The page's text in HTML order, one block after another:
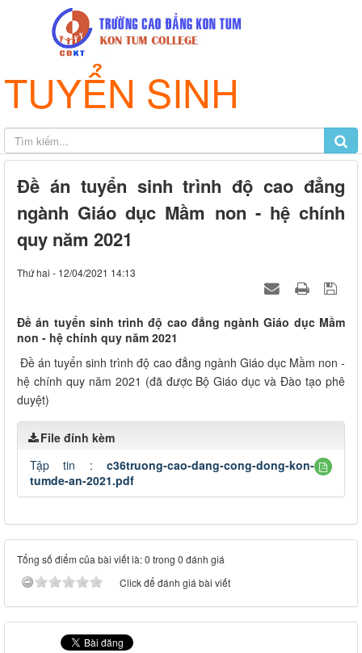
TUYỂN SINH
Đề án tuyển sinh trình độ cao đẳng
ngành Giáo dục Mầm non - hệ chính
quy năm 2021
Thứ hai - 12/04/2021 14:13
Đề án tuyển sinh trình độ cao đẳng ngành Giáo dục Mầm
non - hệ chính quy năm 2021
Đề án tuyển sinh trình độ cao đẳng ngành Giáo dục Mầm non -
hệ chính quy năm 2021 (đã được Bộ Giáo dục và Đào tạo phê
duyệt)
File đính kèm
Tập tin : c36truong-cao-dang-cong-dong-kon-
tumde-an-2021.pdf
Tổng số điểm của bài viết là: 0 trong 0 đánh giá
Click để đánh giá bài viết